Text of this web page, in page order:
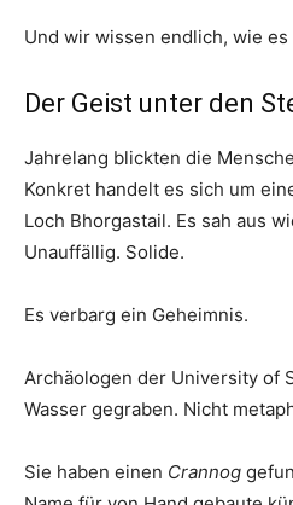
Und wir wissen endlich, wie es
Der Geist unter den
Jahrelang blickten die
Konkret handelt es sich um
Loch Bhorgastail. Es sah aus
Unauffällig. Solide.
Es verbarg ein Geheimnis.
Archäologen der University of
Wasser gegraben. Nicht
Sie haben einen Crannog